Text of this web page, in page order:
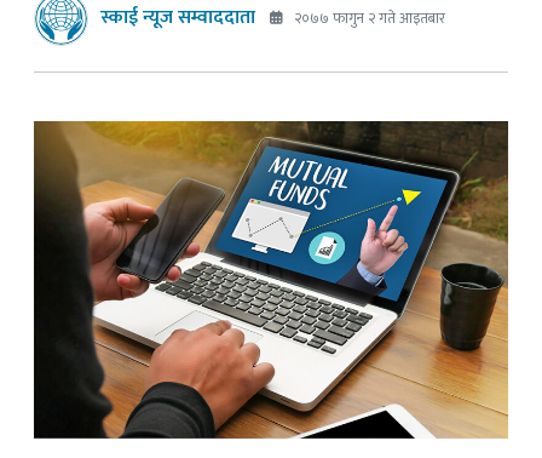
स्काई न्यूज सम्वाददाता २०७७ फागुन २ गते आइतबार